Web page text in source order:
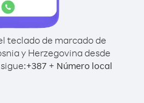
teclado de marcado de
y Herzegovina desde
+387 + Número local